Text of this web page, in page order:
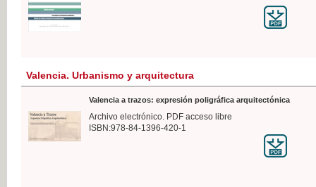
Valencia. Urbanismo y arquitectura
Valencia a trazos: expresión poligráfica arquitectónica
Archivo electrónico. PDF acceso libre
ISBN:978-84-1396-420-1